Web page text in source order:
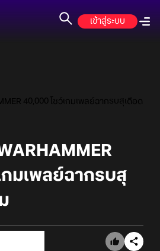
เข้าสู่ระบบ
40,000 โชว์เกมเพลย์ฉากรบสุเดือด
กมเพลย์ฉากรบสุ